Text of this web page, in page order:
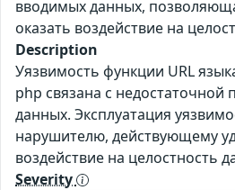
вводимых данных,
оказать воздействие на
Description
Уязвимость функции URL
php связана с
данных. Эксплуатация
нарушителю, действующему
воздействие на целостность
Severity